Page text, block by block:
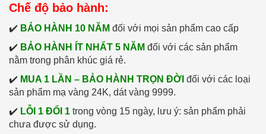
Chế độ bảo hành:
✔️ BẢO HÀNH 10 NĂM đối với mọi sản phẩm cao cấp
✔️ BẢO HÀNH ÍT NHẤT 5 NĂM đối với các sản phẩm
nằm trong phân khúc giá rẻ.
✔️ MUA 1 LẦN – BẢO HÀNH TRỌN ĐỜI đối với các loại
sản phẩm mạ vàng 24K, dát vàng 9999.
✔️ LỖI 1 ĐỔI 1 trong vòng 15 ngày, lưu ý: sản phẩm phải
chưa được sử dụng.